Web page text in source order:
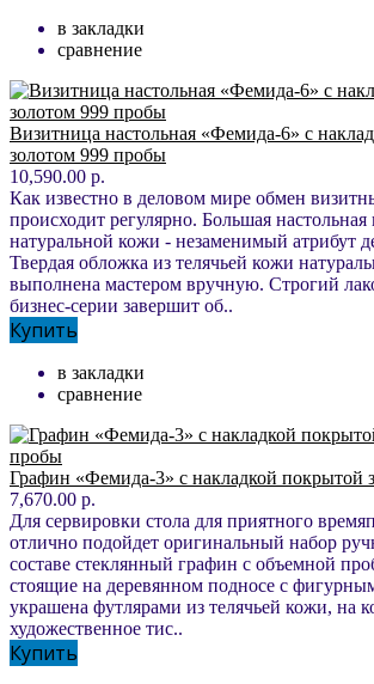
в закладки
сравнение
Визитница настольная «Фемида-6» с
золотом 999 пробы
10,590.00 р.
Как известно в деловом мире обмен
происходит регулярно. Большая настольная
натуральной кожи - незаменимый атрибут
Твердая обложка из телячьей кожи
выполнена мастером вручную. Строгий
бизнес-серии завершит об..
Купить
в закладки
сравнение
Графин «Фемида-3» с накладкой покрытой
7,670.00 р.
Для сервировки стола для приятного
отлично подойдет оригинальный набор
составе стеклянный графин с объемной
стоящие на деревянном подносе с
украшена футлярами из телячьей кожи, на
художественное тис..
Купить